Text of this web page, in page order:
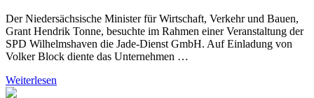
Der Niedersächsische Minister für Wirtschaft, Verkehr und Bauen,
Grant Hendrik Tonne, besuchte im Rahmen einer Veranstaltung der
SPD Wilhelmshaven die Jade-Dienst GmbH. Auf Einladung von
Volker Block diente das Unternehmen …
Weiterlesen